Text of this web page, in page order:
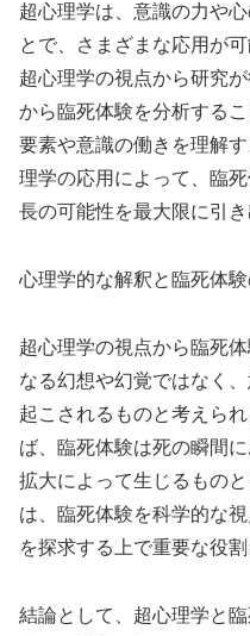
超心理学は、意識の力や
とで、さまざまな応用が
超心理学の視点から研究
から臨死体験を分析する
要素や意識の働きを理解
理学の応用によって、臨
長の可能性を最大限に引き
心理学的な解釈と臨死体
超心理学の視点から臨死
なる幻想や幻覚ではなく
起こされるものと考えら
ば、臨死体験は死の瞬間
拡大によって生じるもの
は、臨死体験を科学的な
を探求する上で重要な役割
結論として、超心理学と